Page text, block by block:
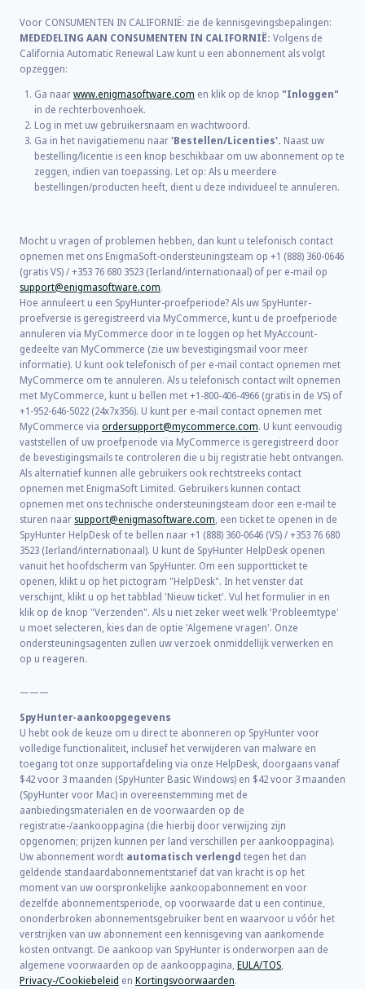
Voor CONSUMENTEN IN CALIFORNIË: zie de kennisgevingsbepalingen:
MEDEDELING AAN CONSUMENTEN IN CALIFORNIË: Volgens de
California Automatic Renewal Law kunt u een abonnement als volgt
opzeggen:
Ga naarwww.enigmasoftware.com en klik op de knop "Inloggen"
in de rechterbovenhoek.
Log in met uw gebruikersnaam en wachtwoord.
Ga in het navigatiemenu naar'Bestellen/Licenties'. Naast uw
bestelling/licentie is een knop beschikbaar om uw abonnement op te
zeggen, indien van toepassing. Let op: Als u meerdere
bestellingen/producten heeft, dient u deze individueel te annuleren.
Mocht u vragen of problemen hebben, dan kunt u telefonisch contact
opnemen met ons EnigmaSoft-ondersteuningsteam op +1 (888) 360-0646
(gratis VS) / +353 76 680 3523 (Ierland/internationaal) of per e-mail op
support@enigmasoftware.com.
Hoe annuleert u een SpyHunter-proefperiode? Als uw SpyHunter-
proefversie is geregistreerd via MyCommerce, kunt u de proefperiode
annuleren via MyCommerce door in te loggen op het MyAccount-
gedeelte van MyCommerce (zie uw bevestigingsmail voor meer
informatie). U kunt ook telefonisch of per e-mail contact opnemen met
MyCommerce om te annuleren. Als u telefonisch contact wilt opnemen
met MyCommerce, kunt u bellen met +1-800-406-4966 (gratis in de VS) of
+1-952-646-5022 (24x7x356). U kunt per e-mail contact opnemen met
MyCommerce via ordersupport@mycommerce.com. U kunt eenvoudig
vaststellen of uw proefperiode via MyCommerce is geregistreerd door
de bevestigingsmails te controleren die u bij registratie hebt ontvangen.
Als alternatief kunnen alle gebruikers ook rechtstreeks contact
opnemen met EnigmaSoft Limited. Gebruikers kunnen contact
opnemen met ons technische ondersteuningsteam door een e-mail te
sturen naar support@enigmasoftware.com, een ticket te openen in de
SpyHunter HelpDesk of te bellen naar +1 (888) 360-0646 (VS) / +353 76 680
3523 (Ierland/internationaal). U kunt de SpyHunter HelpDesk openen
vanuit het hoofdscherm van SpyHunter. Om een supportticket te
openen, klikt u op het pictogram "HelpDesk". In het venster dat
verschijnt, klikt u op het tabblad 'Nieuw ticket'. Vul het formulier in en
klik op de knop "Verzenden". Als u niet zeker weet welk 'Probleemtype'
u moet selecteren, kies dan de optie 'Algemene vragen'. Onze
ondersteuningsagenten zullen uw verzoek onmiddellijk verwerken en
op u reageren.
———
SpyHunter-aankoopgegevens
U hebt ook de keuze om u direct te abonneren op SpyHunter voor
volledige functionaliteit, inclusief het verwijderen van malware en
toegang tot onze supportafdeling via onze HelpDesk, doorgaans vanaf
$42voor 3 maanden (SpyHunter Basic Windows) en $42voor 3 maanden
(SpyHunter voor Mac) in overeenstemming met de
aanbiedingsmaterialen en de voorwaarden op de
registratie-/aankooppagina (die hierbij door verwijzing zijn
opgenomen; prijzen kunnen per land verschillen per aankooppagina).
Uw abonnement wordt automatisch verlengd tegen het dan
geldende standaardabonnementstarief dat van kracht is op het
moment van uw oorspronkelijke aankoopabonnement en voor
dezelfde abonnementsperiode, op voorwaarde dat u een continue,
ononderbroken abonnementsgebruiker bent en waarvoor u vóór het
verstrijken van uw abonnement een kennisgeving van aankomende
kosten ontvangt. De aankoop van SpyHunter is onderworpen aan de
algemene voorwaarden op de aankooppagina, EULA/TOS,
Privacy-/Cookiebeleid en Kortingsvoorwaarden.